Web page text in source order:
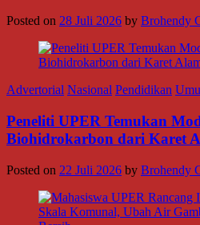
Posted on 28 Juli 2026 by Brohendy
Advertorial Nasional Pendidikan
Peneliti UPER Temukan
Biohidrokarbon dari Karet
Posted on 22 Juli 2026 by Brohendy